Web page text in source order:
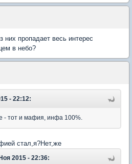
них пропадает весь интерес
в небо?
- 22:12:
- тот и мафия, инфа 100%.
стал,я?Нет,же
2015 - 22:36: